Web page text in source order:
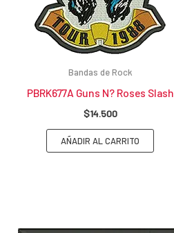
Bandas de Rock
PBRK677A Guns N? Roses Slash
$14.500
AÑADIR AL CARRITO